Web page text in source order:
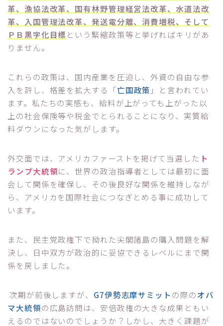
革、漁協法改革、国有林野管理経営法改革、水道法改
革、入国管理法改革、発送電分離、消費増税、そして
ＰＢ黒字化目標 という緊縮政策等と挙げればキリがあ
りません。
これらの政策は、国内産業を圧迫し、外資の自由な参
入を許し、格差を拡大する「亡国政策 」と言われてい
ます。私たちの実感も、給料が上がっても上がった以
上の社会保険等や税金でとられることになり、実質給
料ダウンになった気がします。
外交面では、アメリカファーストを掲げて当選した ト
ランプ大統領に、世界の政治指導者としては最初に面
会して関係を確保し、その後良好な関係を維持しなが
ら、アメリカを国際社会につなぎとめる事に成功して
います。
また、民主党政権下で拗れた尖閣諸島の購入問題を解
決し、日中双方が政治的に妥協できるレベルにまで関
係を戻しました。
次期が前後しますが、 G7伊勢志摩サミットの際のオバ
マ大統領の広島訪問は、安倍政権の大きな成果ともい
えるのではないのでしょうか？しかし、大きく課題が